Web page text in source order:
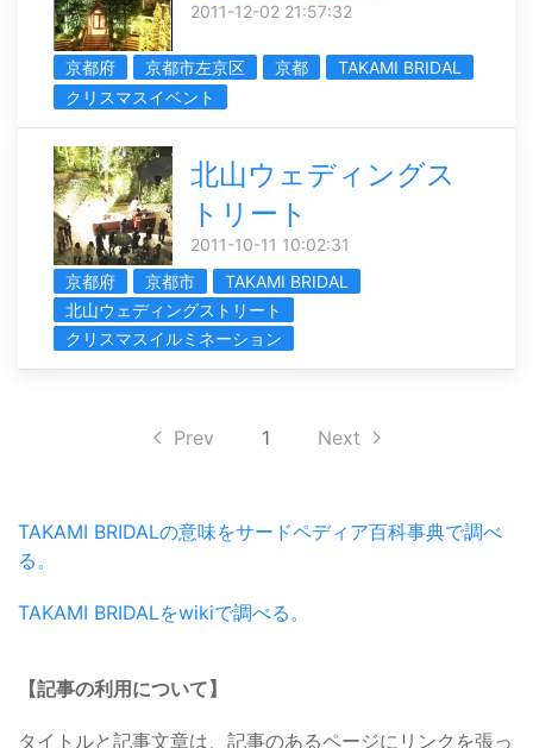
2011-12-02 21:57:32
京都府 京都市左京区 京都
TAKAMI BRIDAL
クリスマスイベント
北山ウェディングス
トリート
2011-10-11 10:02:31
京都府
京都市
TAKAMI BRIDAL
北山ウェディングストリート
クリスマスイルミネーション
Prev 1 Next
TAKAMI BRIDALの意味をサードペディア百科事典で調べ
る。
TAKAMI BRIDALをwikiで調べる。
【記事の利用について】
タイトルと記事文章は、記事のあるページにリンクを張っ